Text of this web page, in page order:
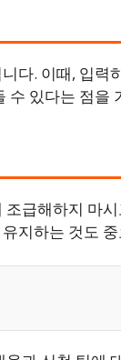
다. 이때, 입력
수 있다는 점을
급해하지 마
지하는 것도